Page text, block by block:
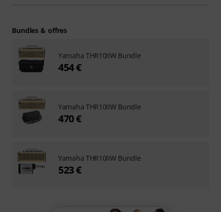
Bundles & offres
Yamaha THR10IIW Bundle
454 €
Yamaha THR10IIW Bundle
470 €
Yamaha THR10IIW Bundle
523 €